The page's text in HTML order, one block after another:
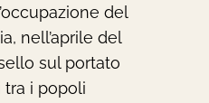
del
nell’aprile del
sul portato
tra i popoli